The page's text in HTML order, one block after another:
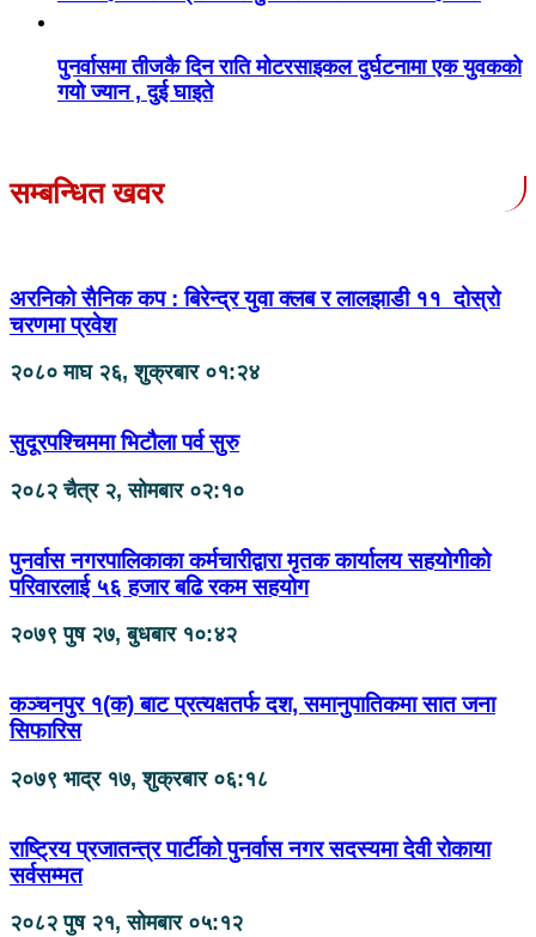
पुनर्वासमा तीजकै दिन राति मोटरसाइकल दुर्घटनामा एक युवकको
गयो ज्यान , दुई घाइते
सम्बन्धित खवर
अरनिको सैनिक कप : बिरेन्द्र युवा क्लब र लालझाडी ११ दोस्रो
चरणमा प्रवेश
२०८० माघ २६, शुक्रबार ०१:२४
सुदूरपश्चिममा भिटौला पर्व सुरु
२०८२ चैत्र २, सोमबार ०२:१०
पुनर्वास नगरपालिकाका कर्मचारीद्वारा मृतक कार्यालय सहयोगीको
परिवारलाई ५६ हजार बढि रकम सहयोग
२०७९ पुष २७, बुधबार १०:४२
कञ्चनपुर १(क) बाट प्रत्यक्षतर्फ दश, समानुपातिकमा सात जना
सिफारिस
२०७९ भाद्र १७, शुक्रबार ०६:१८
राष्ट्रिय प्रजातन्त्र पार्टीको पुनर्वास नगर सदस्यमा देवी रोकाया
सर्वसम्मत
२०८२ पुष २१, सोमबार ०५:१२